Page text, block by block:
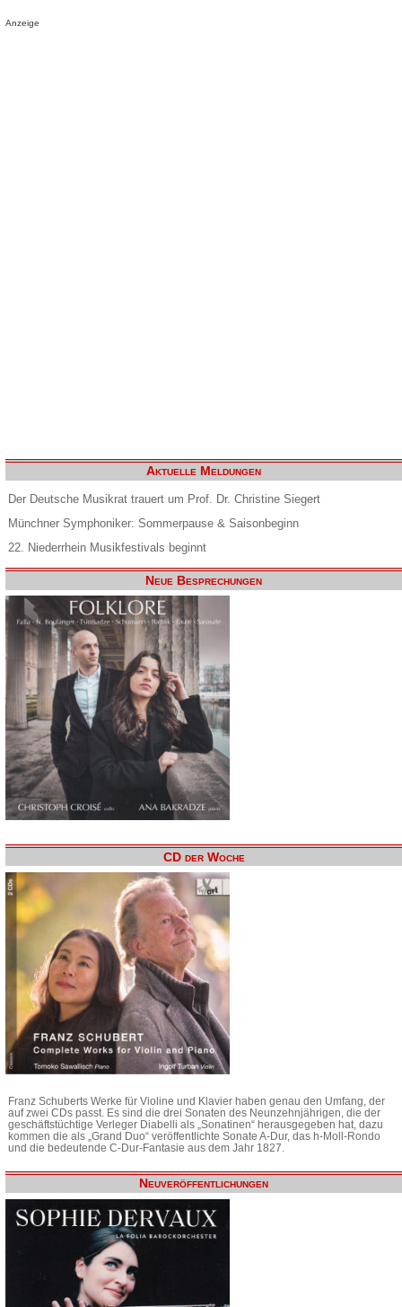
Anzeige
Aktuelle Meldungen
Der Deutsche Musikrat trauert um Prof. Dr. Christine Siegert
Münchner Symphoniker: Sommerpause & Saisonbeginn
22. Niederrhein Musikfestivals beginnt
Neue Besprechungen
CD der Woche
Franz Schuberts Werke für Violine und Klavier haben genau den Umfang, der
auf zwei CDs passt. Es sind die drei Sonaten des Neunzehnjährigen, die der
geschäftstüchtige Verleger Diabelli als „Sonatinen“ herausgegeben hat, dazu
kommen die als „Grand Duo“ veröffentlichte Sonate A-Dur, das h-Moll-Rondo
und die bedeutende C-Dur-Fantasie aus dem Jahr 1827.
Neuveröffentlichungen